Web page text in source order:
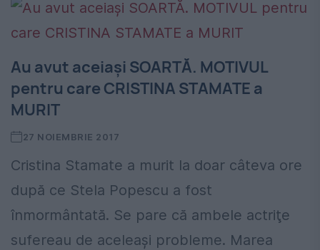
Au avut aceiaşi SOARTĂ. MOTIVUL
pentru care CRISTINA STAMATE a
MURIT
27 NOIEMBRIE 2017
Cristina Stamate a murit la doar câteva ore
după ce Stela Popescu a fost
înmormântată. Se pare că ambele actriţe
sufereau de aceleaşi probleme. Marea